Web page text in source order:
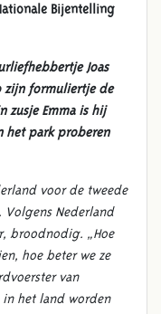
Bijentelling
Joas
zijn formuliertje de
zusje Emma is hij
het park proberen
voor de tweede
Volgens Nederland
broodnodig. „Hoe
hoe beter we ze
van
in het land worden